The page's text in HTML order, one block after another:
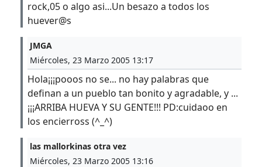
rock,05 o algo asi...Un besazo a todos los
huever@s
JMGA
Miércoles, 23 Marzo 2005 13:17
Hola¡¡¡pooos no se... no hay palabras que
definan a un pueblo tan bonito y agradable, y ...
¡¡¡ARRIBA HUEVA Y SU GENTE!!! PD:cuidaoo en
los encierross (^_^)
las mallorkinas otra vez
Miércoles, 23 Marzo 2005 13:16